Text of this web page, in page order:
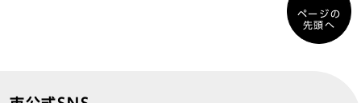
ページの
先頭へ